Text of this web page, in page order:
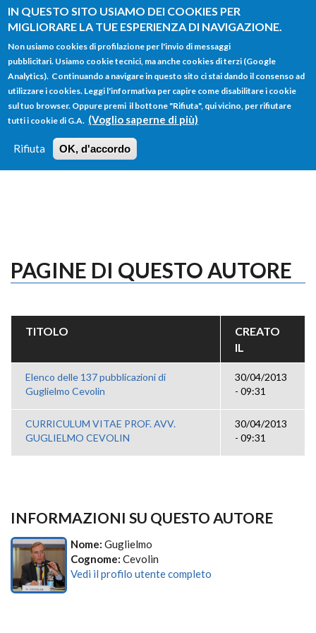
IN QUESTO SITO USIAMO DEI COOKIES PER
MIGLIORARE LA TUE ESPERIENZA DI NAVIGAZIONE.
Non usiamo cookies di profilazione per l'invio di messaggi
pubblicitari. Usiamo cookie tecnici, ma anche cookies di terzi (Google
Analytics). Continuando a navigare in questo sito ci stai dando il consenso ad
utilizzare i cookies. Leggi l'informativa per capire come disabilitare i cookie
sul tuo browser. Oppure premi il bottone "Rifiuta", qui vicino, per rifiutare
tutti i cookie di G.A. (Voglio saperne di più)
Rifiuta OK, d'accordo
Salta al contenuto principale
FORM
DI
RICERCA
Main menu
HOME TUTTI I PROFILI
LOGIN
PAGINE DI QUESTO AUTORE
TITOLO
CREATO
IL
Elenco delle 137 pubblicazioni di
Guglielmo Cevolin
30/04/2013
- 09:31
CURRICULUM VITAE PROF. AVV.
GUGLIELMO CEVOLIN
30/04/2013
- 09:31
INFORMAZIONI SU QUESTO AUTORE
Nome: Guglielmo
Cognome: Cevolin
Vedi il profilo utente completo